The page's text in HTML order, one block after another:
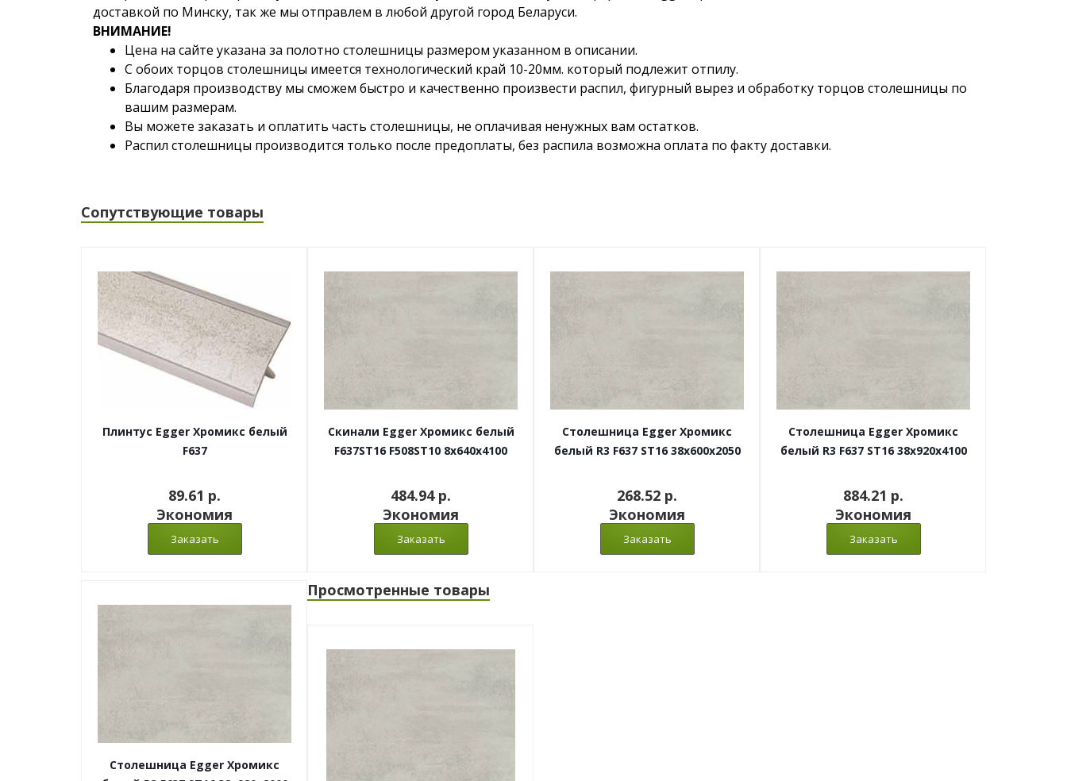
доставкой по Минску, так же мы отправлем в любой другой город Беларуси.
ВНИМАНИЕ!
Цена на сайте указана за полотно столешницы размером указанном в описании.
С обоих торцов столешницы имеется технологический край 10-20мм. который подлежит отпилу.
Благодаря производству мы сможем быстро и качественно произвести распил, фигурный вырез и обработку торцов столешницы по
вашим размерам.
Вы можете заказать и оплатить часть столешницы, не оплачивая ненужных вам остатков.
Распил столешницы производится только после предоплаты, без распила возможна оплата по факту доставки.
Сопутствующие товары
Плинтус Egger Хромикс белый
F637
89.61 p.
Экономия
Скинали Egger Хромикс белый
F637ST16 F508ST10 8x640x4100
484.94 p.
Экономия
Столешница Egger Хромикс
белый R3 F637 ST16 38x600x2050
268.52 p.
Экономия
Столешница Egger Хромикс
белый R3 F637 ST16 38x920x4100
884.21 p.
Экономия
Столешница Egger Хромикс
Просмотренные товары